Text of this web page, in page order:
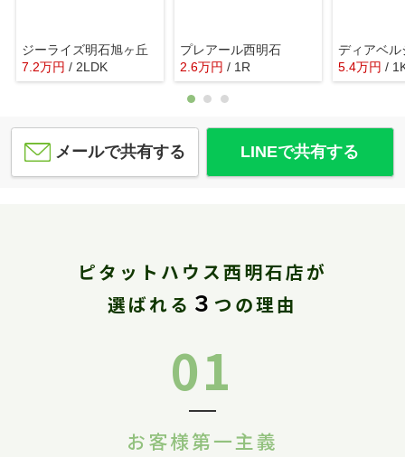
ジーライズ明石旭ヶ丘
7.2万円 / 2LDK
プレアール西明石
2.6万円 / 1R
ディアベル
5.4万円 /
メールで共有する LINEで共有する
ピタットハウス西明石店が
選ばれる ３ つの理由
01
お客様第一主義